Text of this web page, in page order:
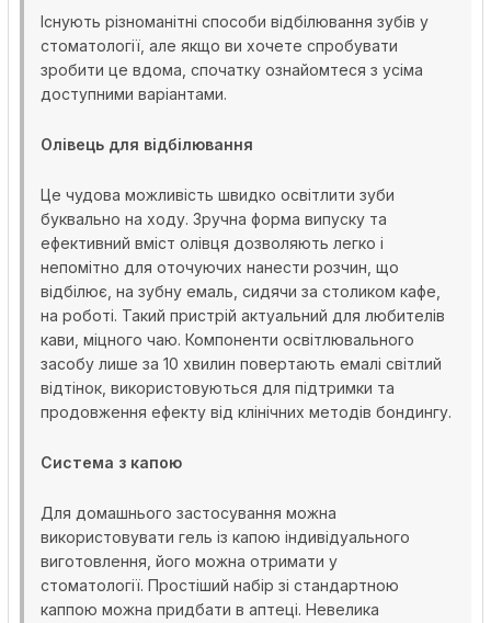
Існують різноманітні способи відбілювання зубів у
стоматології, але якщо ви хочете спробувати
зробити це вдома, спочатку ознайомтеся з усіма
доступними варіантами.
Олівець для відбілювання
Це чудова можливість швидко освітлити зуби
буквально на ходу. Зручна форма випуску та
ефективний вміст олівця дозволяють легко і
непомітно для оточуючих нанести розчин, що
відбілює, на зубну емаль, сидячи за столиком кафе,
на роботі. Такий пристрій актуальний для любителів
кави, міцного чаю. Компоненти освітлювального
засобу лише за 10 хвилин повертають емалі світлий
відтінок, використовуються для підтримки та
продовження ефекту від клінічних методів бондингу.
Система з капою
Для домашнього застосування можна
використовувати гель із капою індивідуального
виготовлення, його можна отримати у
стоматології. Простіший набір зі стандартною
каппою можна придбати в аптеці. Невелика